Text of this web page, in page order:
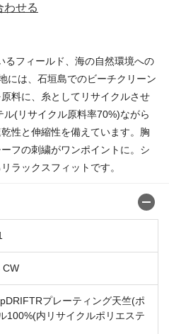
わせる
るフィールド、海の自然環境への
には、石垣島でのビーチクリーン
料に、糸としてリサイクルさせ
(リサイクル原料率70%)ながら
性と伸縮性を備えています。胸
フの刺繍がワンポイントに。シ
ラックスフィットです。
CW
プレーティング天竺(ポ
100%(内リサイクルポリエステ